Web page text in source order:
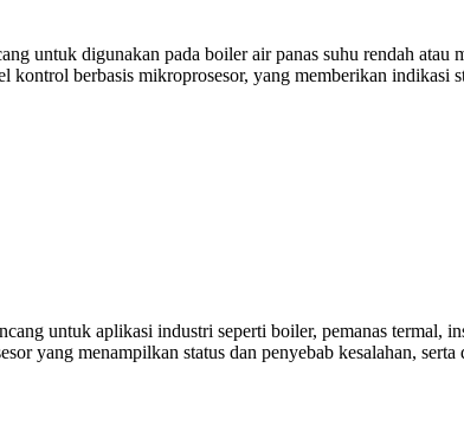
untuk digunakan pada boiler air panas suhu rendah atau
berbasis mikroprosesor, yang memberikan indikasi
untuk aplikasi industri seperti boiler, pemanas termal,
yang menampilkan status dan penyebab kesalahan, serta